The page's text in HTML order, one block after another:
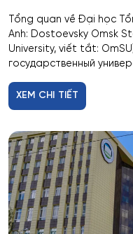
Hóa học, Vật lý và Cơ
Hóa nông và khoa
Hóa sinh y học
Hải quan
Hệ thống an ninh
Hệ thống chấp hành
Tổng quan về Đại học
Anh: Dostoevsky Omsk
University, viết tắt:
государственный
XEM CHI TIẾT